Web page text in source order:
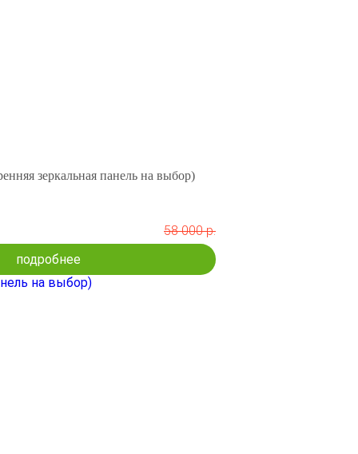
зеркальная панель на выбор)
58 000 р.
подробнее